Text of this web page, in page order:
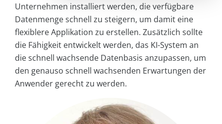
Unternehmen installiert werden, die verfügbare
Datenmenge schnell zu steigern, um damit eine
flexiblere Applikation zu erstellen. Zusätzlich sollte
die Fähigkeit entwickelt werden, das KI-System an
die schnell wachsende Datenbasis anzupassen, um
den genauso schnell wachsenden Erwartungen der
Anwender gerecht zu werden.